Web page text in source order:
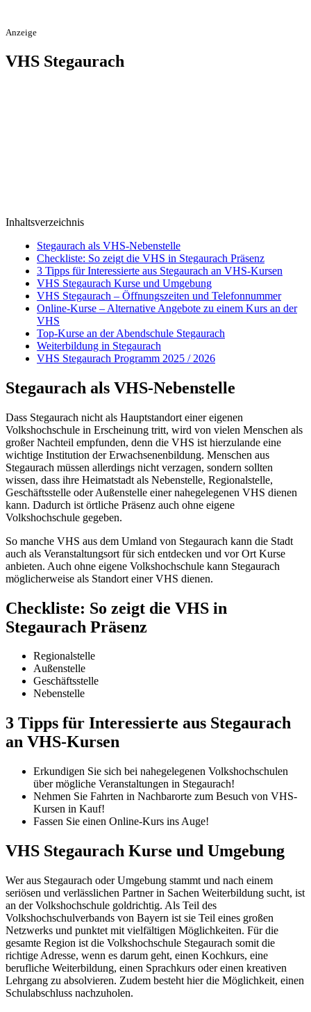
Anzeige
VHS Stegaurach
Inhaltsverzeichnis
Stegaurach als VHS-Nebenstelle
Checkliste: So zeigt die VHS in Stegaurach Präsenz
3 Tipps für Interessierte aus Stegaurach an VHS-Kursen
VHS Stegaurach Kurse und Umgebung
VHS Stegaurach – Öffnungszeiten und Telefonnummer
Online-Kurse – Alternative Angebote zu einem Kurs an der
VHS
Top-Kurse an der Abendschule Stegaurach
Weiterbildung in Stegaurach
VHS Stegaurach Programm 2025 / 2026
Stegaurach als VHS-Nebenstelle
Dass Stegaurach nicht als Hauptstandort einer eigenen
Volkshochschule in Erscheinung tritt, wird von vielen Menschen als
großer Nachteil empfunden, denn die VHS ist hierzulande eine
wichtige Institution der Erwachsenenbildung. Menschen aus
Stegaurach müssen allerdings nicht verzagen, sondern sollten
wissen, dass ihre Heimatstadt als Nebenstelle, Regionalstelle,
Geschäftsstelle oder Außenstelle einer nahegelegenen VHS dienen
kann. Dadurch ist örtliche Präsenz auch ohne eigene
Volkshochschule gegeben.
So manche VHS aus dem Umland von Stegaurach kann die Stadt
auch als Veranstaltungsort für sich entdecken und vor Ort Kurse
anbieten. Auch ohne eigene Volkshochschule kann Stegaurach
möglicherweise als Standort einer VHS dienen.
Checkliste: So zeigt die VHS in
Stegaurach Präsenz
Regionalstelle
Außenstelle
Geschäftsstelle
Nebenstelle
3 Tipps für Interessierte aus Stegaurach
an VHS-Kursen
Erkundigen Sie sich bei nahegelegenen Volkshochschulen
über mögliche Veranstaltungen in Stegaurach!
Nehmen Sie Fahrten in Nachbarorte zum Besuch von VHS-
Kursen in Kauf!
Fassen Sie einen Online-Kurs ins Auge!
VHS Stegaurach Kurse und Umgebung
Wer aus Stegaurach oder Umgebung stammt und nach einem
seriösen und verlässlichen Partner in Sachen Weiterbildung sucht, ist
an der Volkshochschule goldrichtig. Als Teil des
Volkshochschulverbands von Bayern ist sie Teil eines großen
Netzwerks und punktet mit vielfältigen Möglichkeiten. Für die
gesamte Region ist die Volkshochschule Stegaurach somit die
richtige Adresse, wenn es darum geht, einen Kochkurs, eine
berufliche Weiterbildung, einen Sprachkurs oder einen kreativen
Lehrgang zu absolvieren. Zudem besteht hier die Möglichkeit, einen
Schulabschluss nachzuholen.